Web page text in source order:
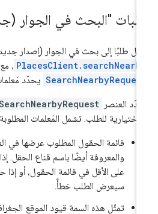
"البحث في الجوار
طلبًا إلى بحث في الجوار (إصدار جديد)
، مع
يحدّد مَعلمات
العنصر SearchNearbyRequest
للطلب. تشمل المَعلمات المطلوبة ما
قائمة الحقول المطلوب عرضها في
والمعروفة أيضًا باسم قناع الحقل. إذا
على الأقل في قائمة الحقول، أو إذا
سيعرض الطلب خطأً.
تمثّل هذه السمة قيود الموقع الجغرافي